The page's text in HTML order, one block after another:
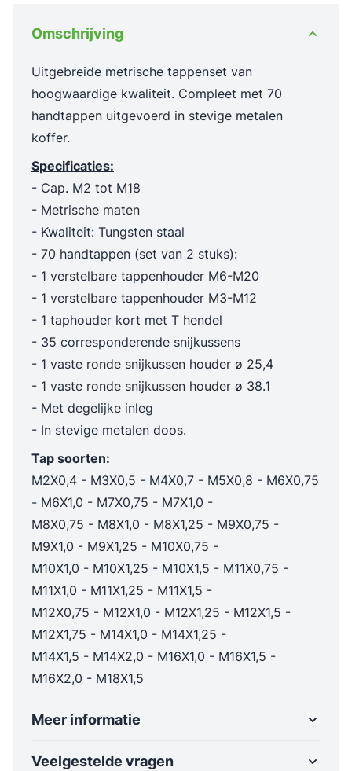
Omschrijving
Uitgebreide metrische tappenset van
hoogwaardige kwaliteit. Compleet met 70
handtappen uitgevoerd in stevige metalen
koffer.
Specificaties:
- Cap. M2 tot M18
- Metrische maten
- Kwaliteit: Tungsten staal
- 70 handtappen (set van 2 stuks):
- 1 verstelbare tappenhouder M6-M20
- 1 verstelbare tappenhouder M3-M12
- 1 taphouder kort met T hendel
- 35 corresponderende snijkussens
- 1 vaste ronde snijkussen houder ø 25,4
- 1 vaste ronde snijkussen houder ø 38.1
- Met degelijke inleg
- In stevige metalen doos.
Tap soorten:
M2X0,4 - M3X0,5 - M4X0,7 - M5X0,8 - M6X0,75
- M6X1,0 - M7X0,75 - M7X1,0 -
M8X0,75 - M8X1,0 - M8X1,25 - M9X0,75 -
M9X1,0 - M9X1,25 - M10X0,75 -
M10X1,0 - M10X1,25 - M10X1,5 - M11X0,75 -
M11X1,0 - M11X1,25 - M11X1,5 -
M12X0,75 - M12X1,0 - M12X1,25 - M12X1,5 -
M12X1,75 - M14X1,0 - M14X1,25 -
M14X1,5 - M14X2,0 - M16X1,0 - M16X1,5 -
M16X2,0 - M18X1,5
Meer informatie
Veelgestelde vragen